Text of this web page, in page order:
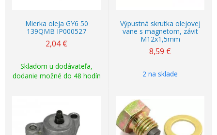
Mierka oleja GY6 50
139QMB IP000527
2,04 €
Skladom u dodávateľa,
dodanie možné do 48 hodín
Výpustná skrutka olejovej
vane s magnetom, závit
M12x1,5mm
8,59 €
2 na sklade